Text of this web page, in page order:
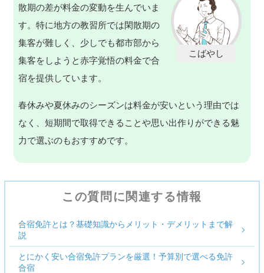
散期の差が料金の変動を生んでいま
す。特に地方の教習所では閑散期の
集客が難しく、少しでも都市部から
集客をしようと赤字覚悟の料金で合
宿を提供しています。
春休みや夏休みのシーズンは料金が安いという理由では
なく、短期間で取得できることや思い出作りができる魅
力で選ぶのもおすすめです。
この質問に関連する情報
合宿免許とは？基礎知識からメリット・デメリットまで解
説
とにかく安い合宿免許プランを厳選！予算別で選べる免許
合宿